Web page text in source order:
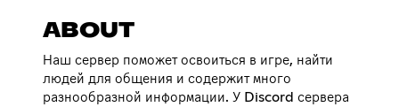
ABOUT
Наш сервер поможет освоиться в игре, найти
людей для общения и содержит много
разнообразной информации. У Discord сервера